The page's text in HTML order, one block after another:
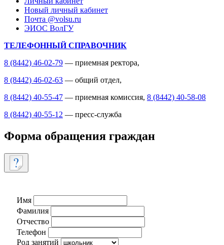
Новый личный кабинет
Почта @volsu.ru
ЭИОС ВолГУ
ТЕЛЕФОННЫЙ СПРАВОЧНИК
8 (8442) 46-02-79 — приемная ректора,
8 (8442) 46-02-63 — общий отдел,
8 (8442) 40-55-47 — приемная комиссия, 8 (8442) 40-58-08
8 (8442) 40-55-12 — пресс-служба
Форма обращения граждан
Имя
Фамилия
Отчество
Телефон
Род занятий